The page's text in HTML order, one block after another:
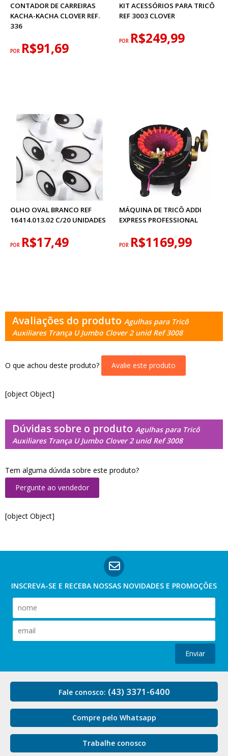
CONTADOR DE CARREIRAS
KACHA-KACHA CLOVER REF.
336
POR R$91,69
KIT ACESSÓRIOS PARA TRICÔ
REF 3003 CLOVER
POR R$249,99
OLHO OVAL BRANCO REF
16414.013.02 C/20 UNIDADES
POR R$17,49
MÁQUINA DE TRICÔ ADDI
EXPRESS PROFESSIONAL
POR R$1169,99
Avaliações do produto Agulhas para Tricô
Auxiliares Trança U Jumbo Clover 2 unid Ref 3008
O que achou deste produto? Avalie este produto
[object Object]
Dúvidas sobre o produto Agulhas para Tricô
Auxiliares Trança U Jumbo Clover 2 unid Ref 3008
Tem alguma dúvida sobre este produto?
Pergunte ao vendedor
[object Object]
INSCREVA-SE E RECEBA NOSSAS NOVIDADES E PROMOÇÕES
Enviar
Fale conosco: (43) 3371-6400
Compre pelo Whatsapp
Trabalhe conosco